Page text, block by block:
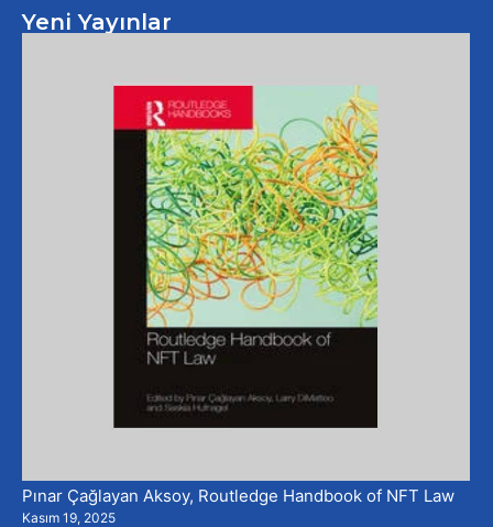
Yeni Yayınlar
Pınar Çağlayan Aksoy, Routledge Handbook of NFT Law
Kasım 19, 2025